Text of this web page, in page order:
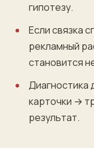
гипотезу.
Если связка
рекламный
становится
Диагностика
карточки →
результат.